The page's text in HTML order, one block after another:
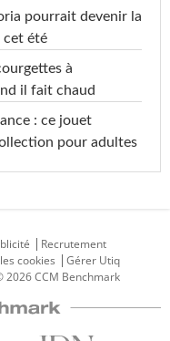
pourrait devenir la
cet été
à
il fait chaud
: ce jouet
pour adultes
Recrutement
cookies
Gérer Utiq
2026 CCM Benchmark